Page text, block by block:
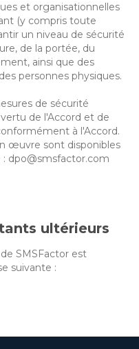
et organisationnelles
(y compris toute
un niveau de sécurité
de la portée, du
ainsi que des
personnes physiques.
de sécurité
de l'Accord et de
à l'Accord.
œuvre sont disponibles
: dpo@smsfactor.com
ultérieurs
SMSFactor est
suivante :